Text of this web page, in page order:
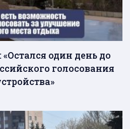
один день до
голосования